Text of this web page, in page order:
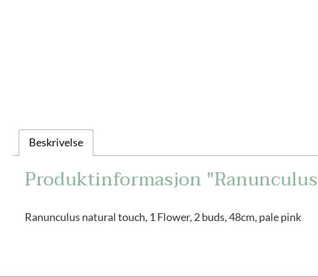
Beskrivelse
Produktinformasjon
Ranunculus natural touch, 1 Flower, 2 buds, 48cm, pale pink